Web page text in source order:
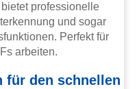
professionelle
und sogar
Perfekt für
arbeiten.
für den schnellen